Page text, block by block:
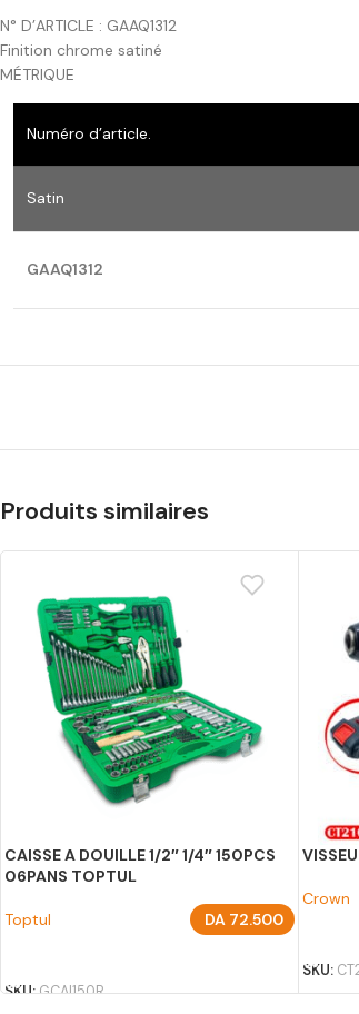
N° D’ARTICLE : GAAQ1312
Finition chrome satiné
MÉTRIQUE
Numéro d’article.
Satin
GAAQ1312
Produits similaires
CAISSE A DOUILLE 1/2″ 1/4″ 150PCS
06PANS TOPTUL
Toptul DA 72.500
SKU:GCAI150R
Crown
SKU: